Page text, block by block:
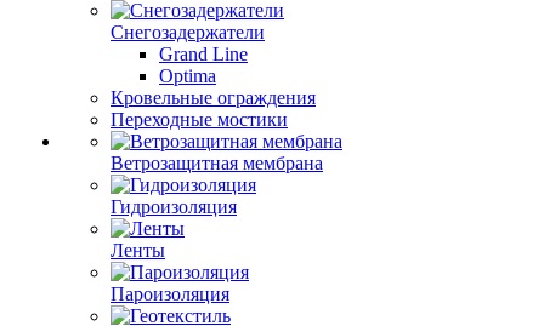
Снегозадержатели
Grand Line
Optima
Кровельные ограждения
Переходные мостики
Ветрозащитная мембрана
Гидроизоляция
Ленты
Пароизоляция